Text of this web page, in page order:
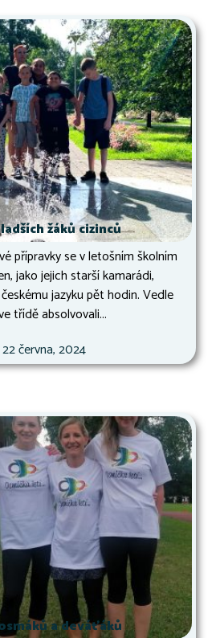
žáků cizinců
přípravky se v letošním školním
jako jejich starší kamarádi,
jazyku pět hodin. Vedle
třídě absolvovali...
22 června, 2024
a deváťáků